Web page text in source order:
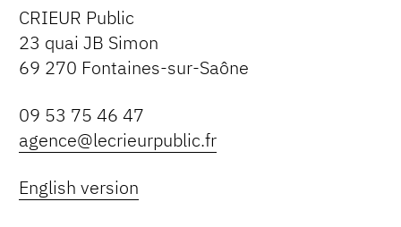
CRIEUR Public
23 quai JB Simon
69 270 Fontaines-sur-Saône
09 53 75 46 47
agence@lecrieurpublic.fr
English version